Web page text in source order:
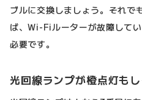
ブルに交換しましょう。それで
ば、Wi-Fiルーターが故障して
必要です。
光回線ランプが橙点灯も